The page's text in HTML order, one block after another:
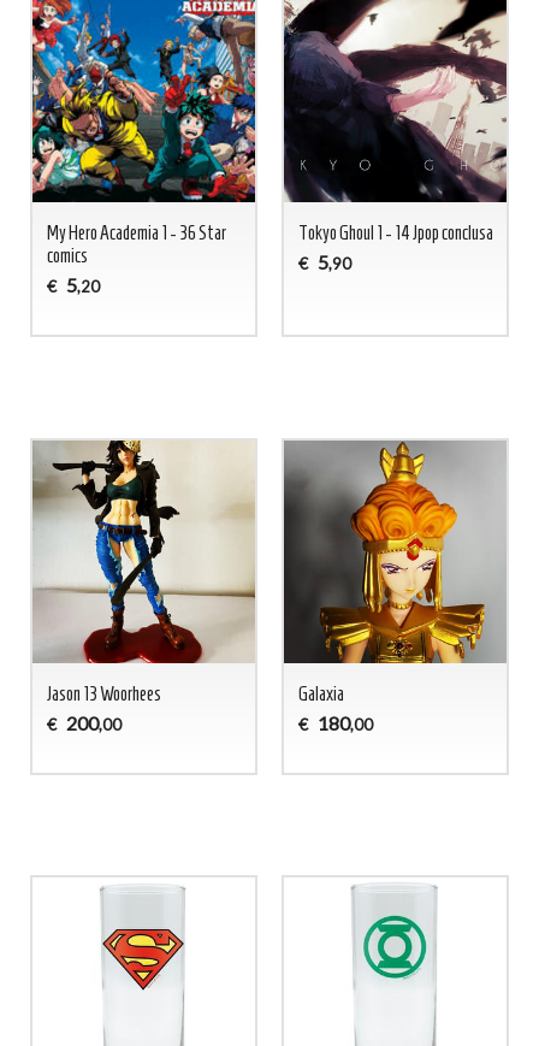
My Hero Academia 1 - 36 Star
comics
€ 5,20
Tokyo Ghoul 1 - 14 Jpop conclusa
€ 5,90
Jason 13 Woorhees
€ 200,00
Galaxia
€ 180,00